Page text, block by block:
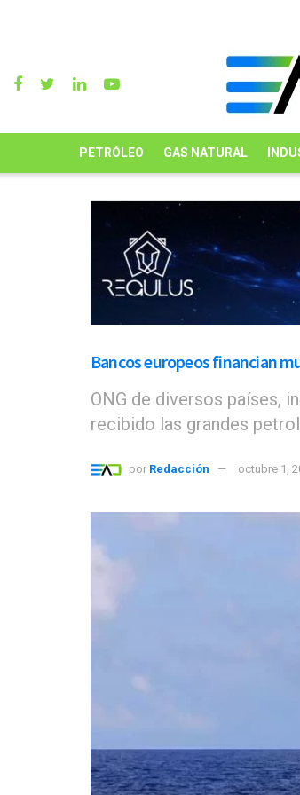
PETRÓLEO GAS NATURAL
Bancos europeos financian
ONG de diversos países,
recibido las grandes
por Redacción octubre 1,